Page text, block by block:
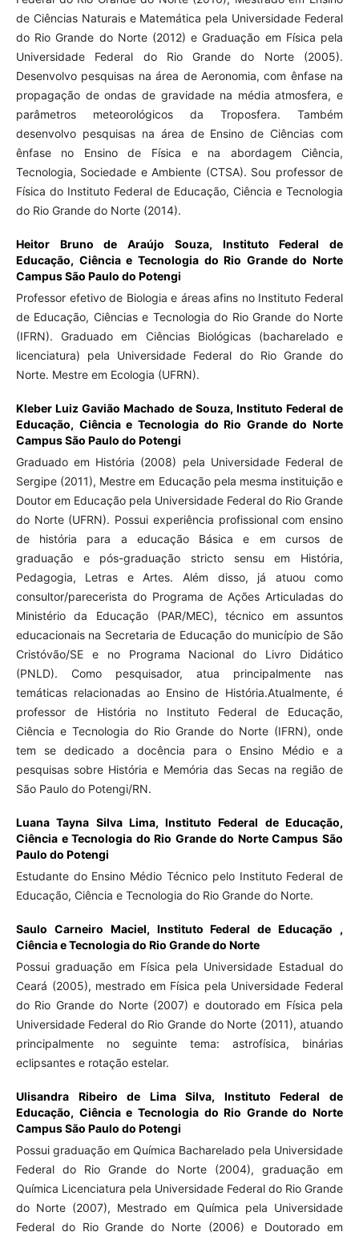
de Ciências Naturais e Matemática pela Universidade Federal
do Rio Grande do Norte (2012) e Graduação em Física pela
Universidade Federal do Rio Grande do Norte (2005).
Desenvolvo pesquisas na área de Aeronomia, com ênfase na
propagação de ondas de gravidade na média atmosfera, e
parâmetros meteorológicos da Troposfera. Também
desenvolvo pesquisas na área de Ensino de Ciências com
ênfase no Ensino de Física e na abordagem Ciência,
Tecnologia, Sociedade e Ambiente (CTSA). Sou professor de
Física do Instituto Federal de Educação, Ciência e Tecnologia
do Rio Grande do Norte (2014).
Heitor Bruno de Araújo Souza, Instituto Federal de
Educação, Ciência e Tecnologia do Rio Grande do Norte
Campus São Paulo do Potengi
Professor efetivo de Biologia e áreas afins no Instituto Federal
de Educação, Ciências e Tecnologia do Rio Grande do Norte
(IFRN). Graduado em Ciências Biológicas (bacharelado e
licenciatura) pela Universidade Federal do Rio Grande do
Norte. Mestre em Ecologia (UFRN).
Kleber Luiz Gavião Machado de Souza, Instituto Federal de
Educação, Ciência e Tecnologia do Rio Grande do Norte
Campus São Paulo do Potengi
Graduado em História (2008) pela Universidade Federal de
Sergipe (2011), Mestre em Educação pela mesma instituição e
Doutor em Educação pela Universidade Federal do Rio Grande
do Norte (UFRN). Possui experiência profissional com ensino
de história para a educação Básica e em cursos de
graduação e pós-graduação stricto sensu em História,
Pedagogia, Letras e Artes. Além disso, já atuou como
consultor/parecerista do Programa de Ações Articuladas do
Ministério da Educação (PAR/MEC), técnico em assuntos
educacionais na Secretaria de Educação do município de São
Cristóvão/SE e no Programa Nacional do Livro Didático
(PNLD). Como pesquisador, atua principalmente nas
temáticas relacionadas ao Ensino de História.Atualmente, é
professor de História no Instituto Federal de Educação,
Ciência e Tecnologia do Rio Grande do Norte (IFRN), onde
tem se dedicado a docência para o Ensino Médio e a
pesquisas sobre História e Memória das Secas na região de
São Paulo do Potengi/RN.
Luana Tayna Silva Lima,Instituto Federal de Educação,
Ciência e Tecnologia do Rio Grande do Norte Campus São
Paulo do Potengi
Estudante do Ensino Médio Técnico pelo Instituto Federal de
Educação, Ciência e Tecnologia do Rio Grande do Norte.
Saulo Carneiro Maciel, Instituto Federal de Educação ,
Ciência e Tecnologia do Rio Grande do Norte
Possui graduação em Física pela Universidade Estadual do
Ceará (2005), mestrado em Física pela Universidade Federal
do Rio Grande do Norte (2007) e doutorado em Física pela
Universidade Federal do Rio Grande do Norte (2011), atuando
principalmente no seguinte tema: astrofísica, binárias
eclipsantes e rotação estelar.
Ulisandra Ribeiro de Lima Silva, Instituto Federal de
Educação, Ciência e Tecnologia do Rio Grande do Norte
Campus São Paulo do Potengi
Possui graduação em Química Bacharelado pela Universidade
Federal do Rio Grande do Norte (2004), graduação em
Química Licenciatura pela Universidade Federal do Rio Grande
do Norte (2007), Mestrado em Química pela Universidade
Federal do Rio Grande do Norte (2006) e Doutorado em